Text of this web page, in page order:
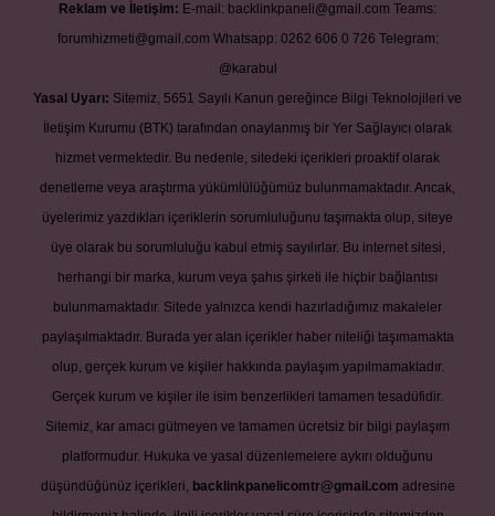
Reklam ve İletişim: E-mail: backlinkpaneli@gmail.com Teams:
forumhizmeti@gmail.com Whatsapp: 0262 606 0 726 Telegram:
@karabul
Yasal Uyarı: Sitemiz, 5651 Sayılı Kanun gereğince Bilgi Teknolojileri ve
İletişim Kurumu (BTK) tarafından onaylanmış bir Yer Sağlayıcı olarak
hizmet vermektedir. Bu nedenle, sitedeki içerikleri proaktif olarak
denetleme veya araştırma yükümlülüğümüz bulunmamaktadır. Ancak,
üyelerimiz yazdıkları içeriklerin sorumluluğunu taşımakta olup, siteye
üye olarak bu sorumluluğu kabul etmiş sayılırlar. Bu internet sitesi,
herhangi bir marka, kurum veya şahıs şirketi ile hiçbir bağlantısı
bulunmamaktadır. Sitede yalnızca kendi hazırladığımız makaleler
paylaşılmaktadır. Burada yer alan içerikler haber niteliği taşımamakta
olup, gerçek kurum ve kişiler hakkında paylaşım yapılmamaktadır.
Gerçek kurum ve kişiler ile isim benzerlikleri tamamen tesadüfidir.
Sitemiz, kar amacı gütmeyen ve tamamen ücretsiz bir bilgi paylaşım
platformudur. Hukuka ve yasal düzenlemelere aykırı olduğunu
düşündüğünüz içerikleri, backlinkpanelicomtr@gmail.com adresine